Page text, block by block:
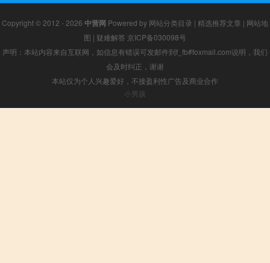
Copyright © 2012 - 2026 中营网 Powered by 网站分类目录 | 精选推荐文章 | 网站地
图 | 疑难解答 京ICP备030098号
声明：本站内容来自互联网，如信息有错误可发邮件到f_fb#foxmail.com说明，我们
会及时纠正，谢谢
本站仅为个人兴趣爱好，不接盈利性广告及商业合作
小男孩